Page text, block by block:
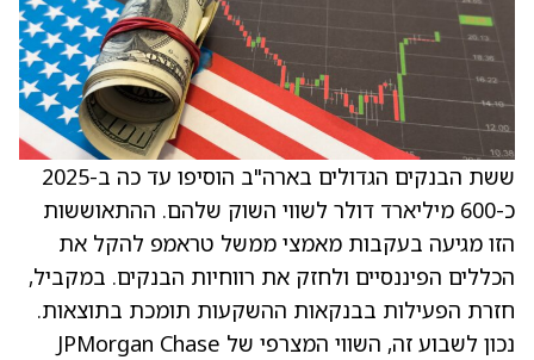
ששת הבנקים הגדולים בארה"ב הוסיפו עד כה ב-2025
כ-600 מיליארד דולר לשווי השוק שלהם. ההתאוששות
הזו מגיעה בעקבות מאמצי ממשל טראמפ להקל את
הכללים הפיננסיים ולחזק את רווחיות הבנקים. במקביל,
חזרת הפעילות בבנקאות ההשקעות תומכת בתוצאות.
נכון לשבוע זה, השווי המצרפי של JPMorgan Chase